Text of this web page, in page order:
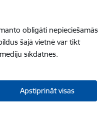
obligāti nepieciešamās
šajā vietnē var tikt
sīkdatnes.
Apstiprināt visas